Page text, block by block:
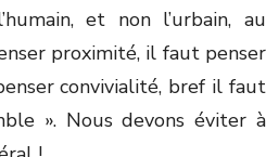
et non l’urbain, au
proximité, il faut penser
convivialité, bref il faut
». Nous devons éviter à